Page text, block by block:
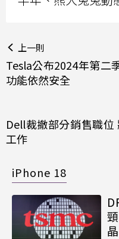
上一則
Tesla公布2024年第
功能依然安全
Dell裁撤部分銷售職
工作
iPhone 18